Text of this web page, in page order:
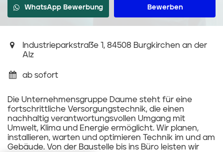
WhatsApp Bewerbung Bewerben
Industrieparkstraße 1, 84508 Burgkirchen an der
Alz
ab sofort
Die Unternehmensgruppe Daume steht für eine
fortschrittliche Versorgungstechnik, die einen
nachhaltig verantwortungsvollen Umgang mit
Umwelt, Klima und Energie ermöglicht. Wir planen,
installieren, warten und optimieren Technik im und am
Gebäude. Von der Baustelle bis ins Büro leisten wir